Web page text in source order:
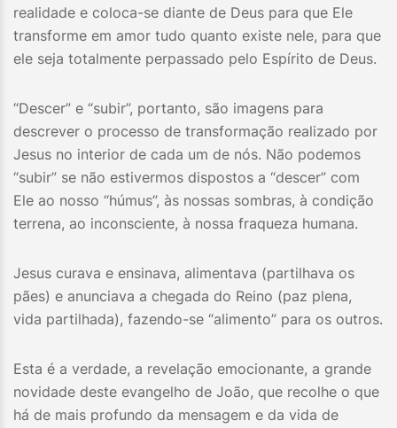
realidade e coloca-se diante de Deus para que Ele
transforme em amor tudo quanto existe nele, para que
ele seja totalmente perpassado pelo Espírito de Deus.
“Descer” e “subir”, portanto, são imagens para
descrever o processo de transformação realizado por
Jesus no interior de cada um de nós. Não podemos
“subir” se não estivermos dispostos a “descer” com
Ele ao nosso “húmus”, às nossas sombras, à condição
terrena, ao inconsciente, à nossa fraqueza humana.
Jesus curava e ensinava, alimentava (partilhava os
pães) e anunciava a chegada do Reino (paz plena,
vida partilhada), fazendo-se “alimento” para os outros.
Esta é a verdade, a revelação emocionante, a grande
novidade deste evangelho de João, que recolhe o que
há de mais profundo da mensagem e da vida de